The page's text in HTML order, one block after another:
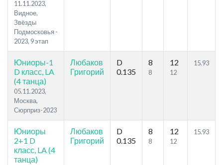
11.11.2023,
Видное,
Звёзды
Подмосковья -
2023, 9 этап
Юниоры-1
D класс, LA
(4 танца)
05.11.2023,
Москва,
Сюрприз-2023
Любаков
Григорий
D
0.135
8
8
12
12
15.93
Юниоры
2+1 D
класс, LA (4
танца)
Любаков
Григорий
D
0.135
8
8
12
12
15.93